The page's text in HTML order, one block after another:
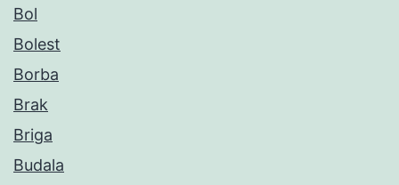
Bol
Bolest
Borba
Brak
Briga
Budala